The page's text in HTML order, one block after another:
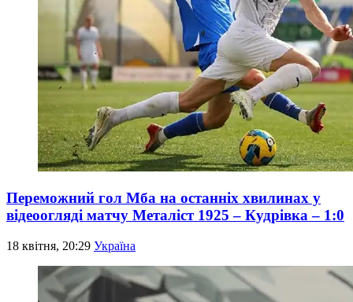
Переможний гол Мба на останніх хвилинах у
відеоогляді матчу Металіст 1925 – Кудрівка – 1:0
18 квітня, 20:29 Україна